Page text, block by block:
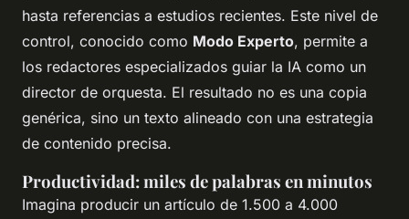
hasta referencias a estudios recientes. Este nivel de
control, conocido como Modo Experto, permite a
los redactores especializados guiar la IA como un
director de orquesta. El resultado no es una copia
genérica, sino un texto alineado con una estrategia
de contenido precisa.
Productividad: miles de palabras en minutos
Imagina producir un artículo de 1.500 a 4.000